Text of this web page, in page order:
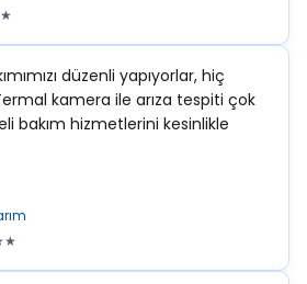
düzenli yapıyorlar, hiç
kamera ile arıza tespiti çok
bakım hizmetlerini kesinlikle